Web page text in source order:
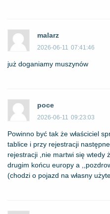
malarz
2026-06-11 07:41:46
już doganiamy muszynów
poce
2026-06-11 09:23:03
Powinno być tak że właściciel
tablice i przy rejestracji
rejestracji ,nie martwi się wtedy
drugim końcu europy a
(chodzi o pojazd na własny